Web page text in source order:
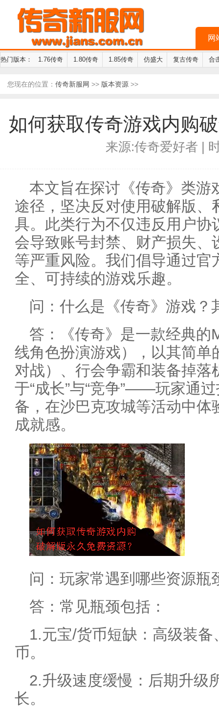
网
热门版本： 1.76传奇 1.80传奇 1.85传奇 仿盛大 复古传奇 合
您现在的位置： 传奇新服网 >> 版本资源 >>
如何获取传奇游戏内购
来源:传奇爱好者 |
本文旨在探讨《传奇》类游
途径，坚决反对使用破解版、
具。此类行为不仅违反用户协
会导致账号封禁、财产损失、
等严重风险。我们倡导通过官
全、可持续的游戏乐趣。
问：什么是《传奇》游戏？
答：《传奇》是一款经典的
线角色扮演游戏），以其简单
对战）、行会争霸和装备掉落
于“成长”与“竞争”——玩家通
备，在沙巴克攻城等活动中体
成就感。
问：玩家常遇到哪些资源瓶
答：常见瓶颈包括：
1.元宝/货币短缺：高级装
币。
2.升级速度缓慢：后期升级
长。